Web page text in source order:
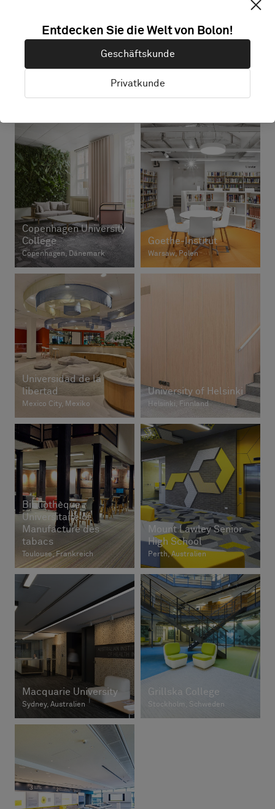
Taichung Public
Copenhagen University
College
Copenhagen, Dänemark
Goethe-Institut
Warsaw, Polen
Universidad de la
libertad
Mexico City, Mexiko
University of Helsinki
Helsinki, Finnland
Bibliothèque
Universitaire of
Manufacture des
tabacs
Toulouse, Frankreich
Mount Lawley Senior
High School
Perth, Australien
Macquarie University
Sydney, Australien
Grillska College
Stockholm, Schweden
Entdecken Sie die Welt von Bolon!
Geschäftskunde
Privatkunde